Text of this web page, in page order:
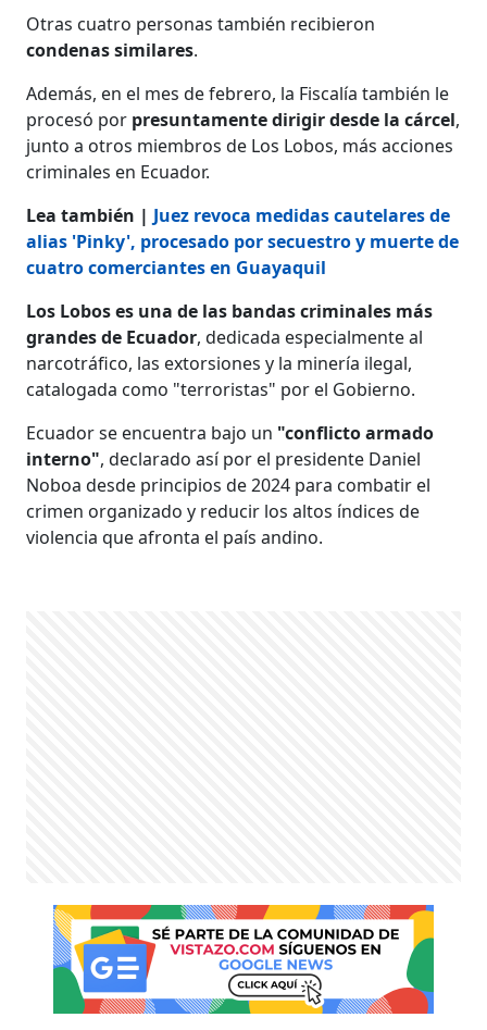
Otras cuatro personas también recibieron
condenas similares.
Además, en el mes de febrero, la Fiscalía también le
procesó por presuntamente dirigir desde la cárcel,
junto a otros miembros de Los Lobos, más acciones
criminales en Ecuador.
Lea también | Juez revoca medidas cautelares de
alias 'Pinky', procesado por secuestro y muerte de
cuatro comerciantes en Guayaquil
Los Lobos es una de las bandas criminales más
grandes de Ecuador, dedicada especialmente al
narcotráfico, las extorsiones y la minería ilegal,
catalogada como "terroristas" por el Gobierno.
Ecuador se encuentra bajo un "conflicto armado
interno", declarado así por el presidente Daniel
Noboa desde principios de 2024 para combatir el
crimen organizado y reducir los altos índices de
violencia que afronta el país andino.